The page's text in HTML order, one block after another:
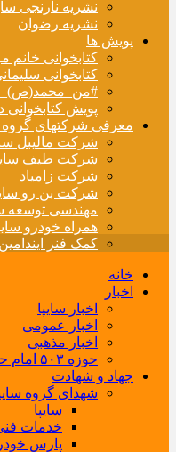
نشریه نارنجی
نشریه رضوان
پویش ها
کتابخوانی خانم
کتابخوانی
پویش کتابخوانی
معرفی شرکتهای گروه
شرکت مالیبل
شرکت طیف
شرکت زامیاد
شرکت بن رو
مهندسی توسعه
همراه خودرو
کمک فنر
خانه
اخبار
اخبار سایپا
اخبار عمومی
اخبار مذهبی
حوزه ۵۰۳ امام حسن مجتبی(ع) گروه سایپا
جهاد و شهادت
شهدای گروه
سایپا
خدمات
پارس